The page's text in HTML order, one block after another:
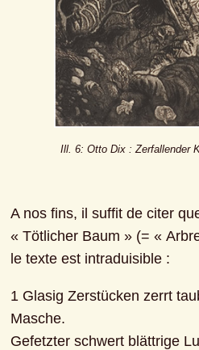
Ill. 6: Otto Dix : Zerfallender
A nos fins, il suffit de citer
« Tötlicher Baum » (= «
le texte est intraduisible :
1 Glasig Zerstücken zerrt
Masche.
Gefetzter schwert blättrige